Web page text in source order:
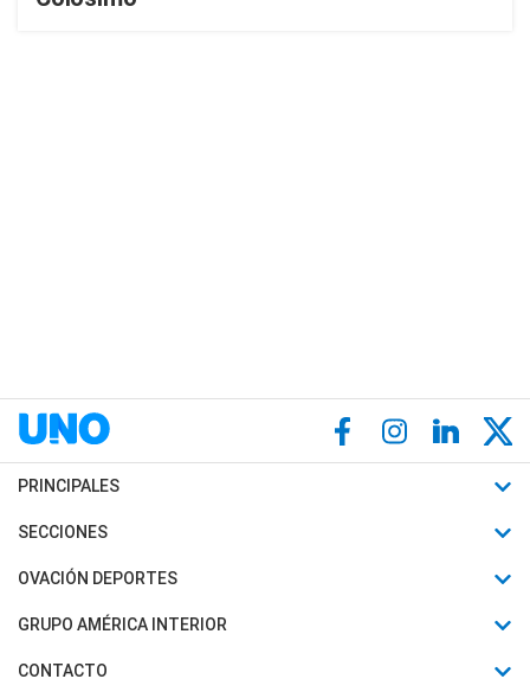
PRINCIPALES
Últimas Noticias
Política
SECCIONES
Horóscopo
Motores
OVACIÓN DEPORTES
Fútbol
Mundial
GRUPO AMÉRICA INTERIOR
Canal 7 en Vivo
CONTACTO